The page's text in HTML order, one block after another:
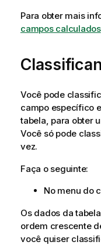
Para obter mais
campos calculados
Você pode
campo específico
tabela, para obter
Você só pode
vez.
Faça o seguinte:
No menu do
Os dados da
ordem crescente
você quiser